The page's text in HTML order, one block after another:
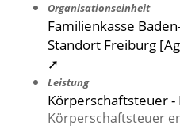
Organisationseinheit
Familienkasse
Standort Freiburg
➚
Leistung
Körperschaftsteuer
Körperschaftsteuer